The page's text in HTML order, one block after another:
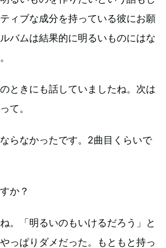
ィブな成分を持っている彼にお願
バムは結果的に明るいものにはな
ときにも話していましたね。次は
て。
らなかったです。2曲目くらいで
か？
。「明るいのもいけるだろう」と
っぱりダメだった。もともと持っ